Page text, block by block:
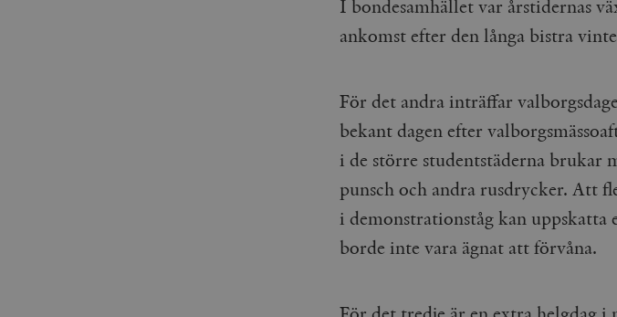
I bondesamhället var årstidernas
ankomst efter den långa bistra
För det andra inträffar
bekant dagen efter
i de större studentstäderna brukar
punsch och andra rusdrycker. Att
i demonstrationståg kan uppskatta
borde inte vara ägnat att förvåna.